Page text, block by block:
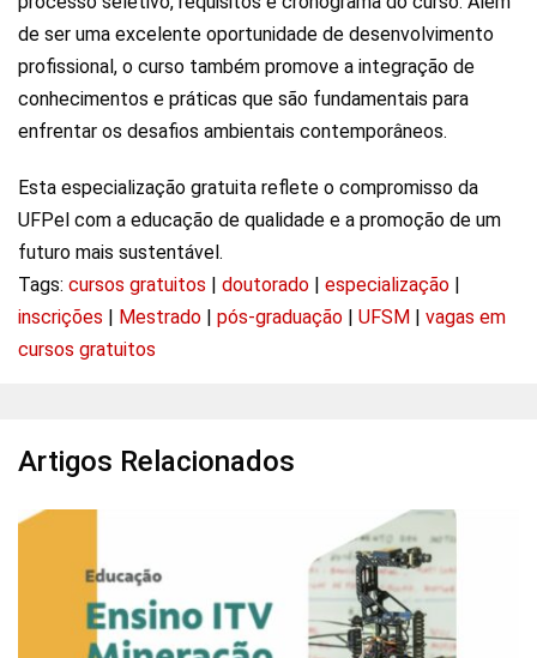
de ser uma excelente oportunidade de desenvolvimento
profissional, o curso também promove a integração de
conhecimentos e práticas que são fundamentais para
enfrentar os desafios ambientais contemporâneos.
Esta especialização gratuita reflete o compromisso da
UFPel com a educação de qualidade e a promoção de um
futuro mais sustentável.
Tags: cursos gratuitos doutorado especialização
inscrições
Mestrado pós-graduação UFSM
vagas em
cursos gratuitos
Artigos Relacionados